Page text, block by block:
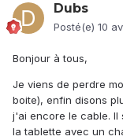
Dubs
Posté(e) 10
Bonjour à tous,
Je viens de perdre
boite), enfin disons
j'ai encore le cable. Il
la tablette avec un